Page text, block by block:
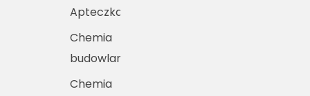
Apteczka
Chemia
budowlana
Chemia